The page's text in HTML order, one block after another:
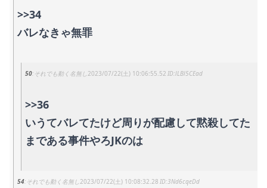
>>34
バレなきゃ無罪
50 それでも動く名無し 2023/07/22(土) 10:06:55.52 lLBl5CEad
>>36
いうてバレてたけど周りが配慮して黙殺してた
まである事件やろJKのは
54 それでも動く名無し 2023/07/22(土) 10:08:32.28 3Nd6cqeDd